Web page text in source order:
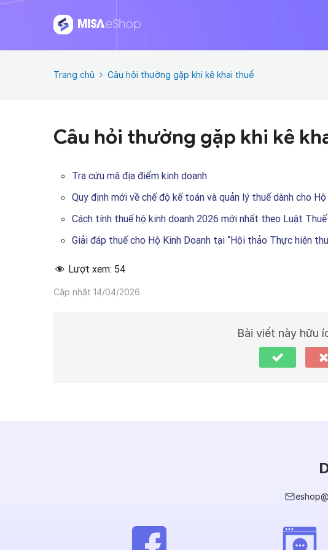
Trang chủ Câu hỏi thường gặp khi kê khai thuế
Câu hỏi thường gặp khi kê
Tra cứu mã địa điểm kinh doanh
Quy định mới về chế độ kế toán và quản lý thuế dành cho
Cách tính thuế hộ kinh doanh 2026 mới nhất theo Luật
Giải đáp thuế cho Hộ Kinh Doanh tại “Hội thảo Thực hiện
Lượt xem: 54
Cập nhật 14/04/2026
Bài viết này hữu